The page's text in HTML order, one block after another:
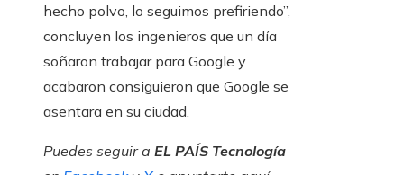
hecho polvo, lo seguimos prefiriendo”,
concluyen los ingenieros que un día
soñaron trabajar para Google y
acabaron consiguieron que Google se
asentara en su ciudad.
Puedes seguir a EL PAÍS Tecnología